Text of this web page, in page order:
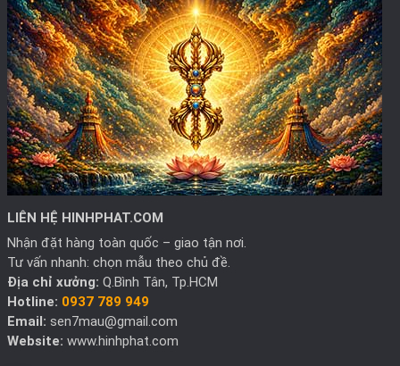
LIÊN HỆ HINHPHAT.COM
Nhận đặt hàng toàn quốc – giao tận nơi.
Tư vấn nhanh: chọn mẫu theo chủ đề.
Địa chỉ xưởng: Q.Bình Tân, Tp.HCM
Hotline: 0937 789 949
Email: sen7mau@gmail.com
Website: www.hinhphat.com